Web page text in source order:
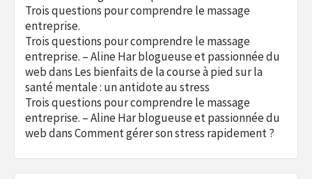
Trois questions pour comprendre le massage
entreprise.
Trois questions pour comprendre le massage
entreprise. – Aline Har blogueuse et passionnée du
webdans Les bienfaits de la course à pied sur la
santé mentale : un antidote au stress
Trois questions pour comprendre le massage
entreprise. – Aline Har blogueuse et passionnée du
webdansComment gérer son stress rapidement ?